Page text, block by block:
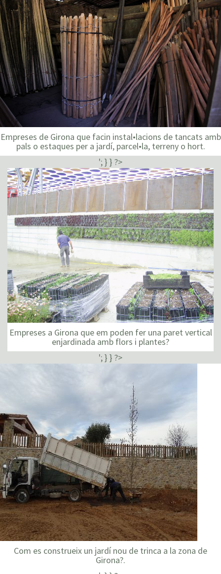
Empreses de Girona que facin instal•lacions de tancats amb
pals o estaques per a jardí, parcel•la, terreny o hort.
'; } } ?>
Empreses a Girona que em poden fer una paret vertical
enjardinada amb flors i plantes?
'; } } ?>
Com es construeix un jardí nou de trinca a la zona de
Girona?.